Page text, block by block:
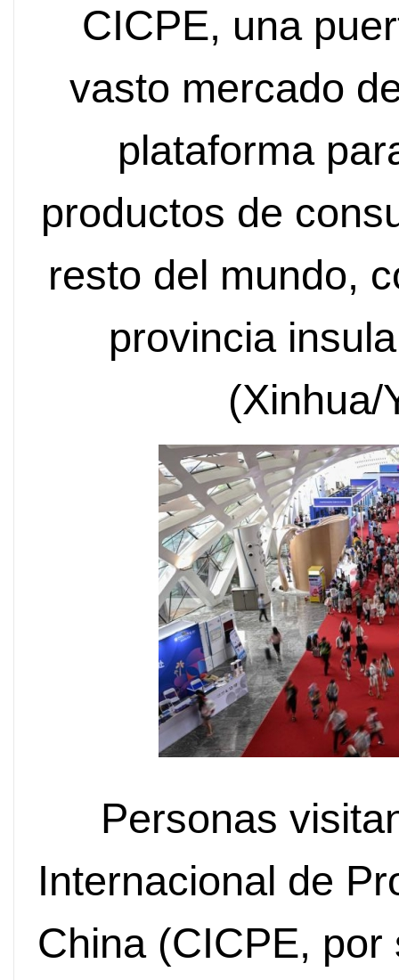
CICPE, una
vasto mercado
plataforma
productos de
resto del mundo,
provincia
(Xinhua/
Personas
Internacional de
China (CICPE,